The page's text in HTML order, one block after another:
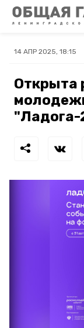
14 АПР 2025, 18:15
Открыта